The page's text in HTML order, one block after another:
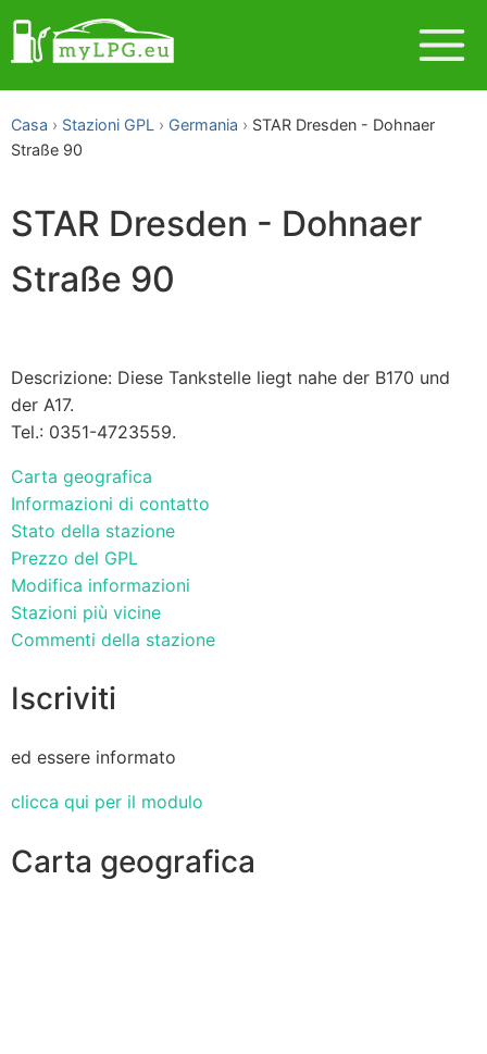
Casa Stazioni GPL Germania
STAR Dresden - Dohnaer
Straße 90
STAR Dresden - Dohnaer
Straße 90
Descrizione: Diese Tankstelle liegt nahe der B170 und
der A17.
Tel.: 0351-4723559.
Carta geografica
Informazioni di contatto
Stato della stazione
Prezzo del GPL
Modifica informazioni
Stazioni più vicine
Commenti della stazione
Iscriviti
ed essere informato
clicca qui per il modulo
Carta geografica